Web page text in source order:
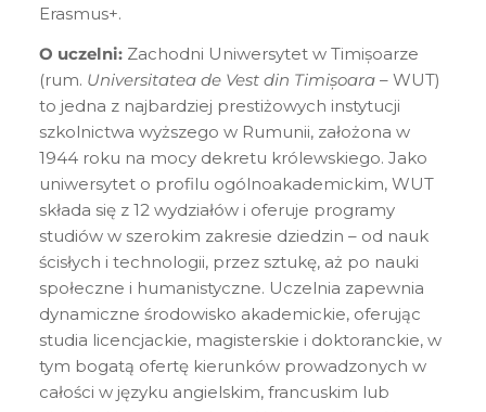
Erasmus+.
O uczelni: Zachodni Uniwersytet w Timișoarze
(rum. Universitatea de Vest din Timișoara– WUT)
to jedna z najbardziej prestiżowych instytucji
szkolnictwa wyższego w Rumunii, założona w
1944 roku na mocy dekretu królewskiego. Jako
uniwersytet o profilu ogólnoakademickim, WUT
składa się z 12 wydziałów i oferuje programy
studiów w szerokim zakresie dziedzin – od nauk
ścisłych i technologii, przez sztukę, aż po nauki
społeczne i humanistyczne. Uczelnia zapewnia
dynamiczne środowisko akademickie, oferując
studia licencjackie, magisterskie i doktoranckie, w
tym bogatą ofertę kierunków prowadzonych w
całości w języku angielskim, francuskim lub